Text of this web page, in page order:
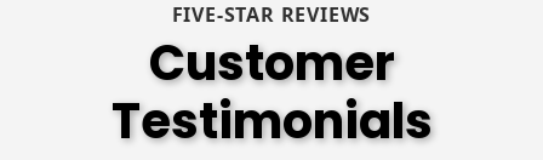
FIVE-STAR REVIEWS
Customer
Testimonials